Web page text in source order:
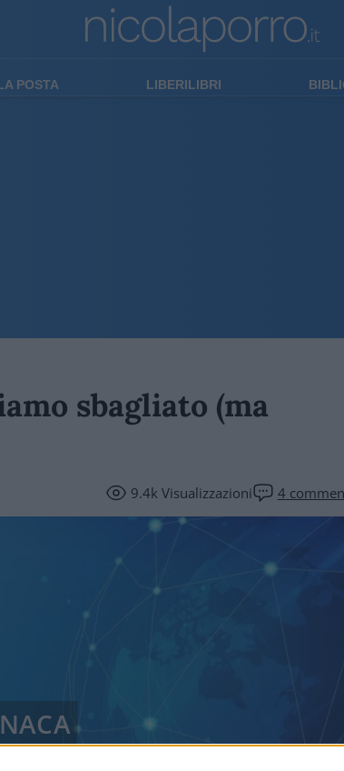
POSTA LIBERILIBRI
sbagliato (ma
9.4kVisualizzazioni 4